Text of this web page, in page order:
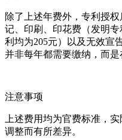
除了上述年费外，专利授
记、印刷、印花费（发明
利均为205元）以及无效宣
并非每年都需要缴纳，而是
注意事项
上述费用均为官费标准，
调整而有所差异。